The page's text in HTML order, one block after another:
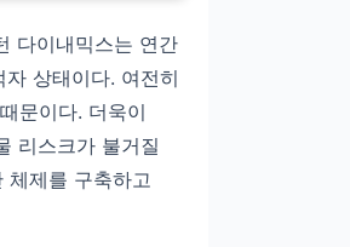
다이내믹스는 연간
상태이다. 여전히
문이다. 더욱이
리스크가 불거질
체제를 구축하고